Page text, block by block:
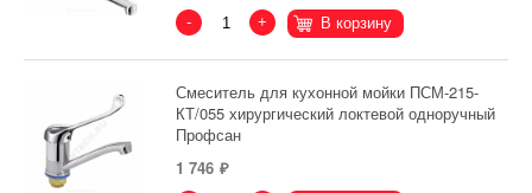
- + В корзину
Смеситель для кухонной мойки ПСМ-215-
КТ/055 хирургический локтевой одноручный
Профсан
1 746